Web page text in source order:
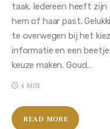
taak. Iedereen heeft
hem of haar past.
te overwegen bij het
informatie en een
keuze maken. Goud…
4 MIN
READ MORE